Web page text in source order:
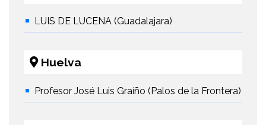
LUIS DE LUCENA (Guadalajara)
Huelva
Profesor José Luis Graíño (Palos de la Frontera)